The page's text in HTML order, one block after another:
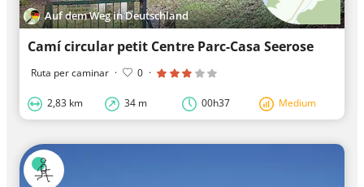
Auf dem Weg in Deutschland
Camí circular petit Centre Parc-Casa Seerose
Ruta per caminar · 0 ·
2,83 km 34 m 00h37 Medium